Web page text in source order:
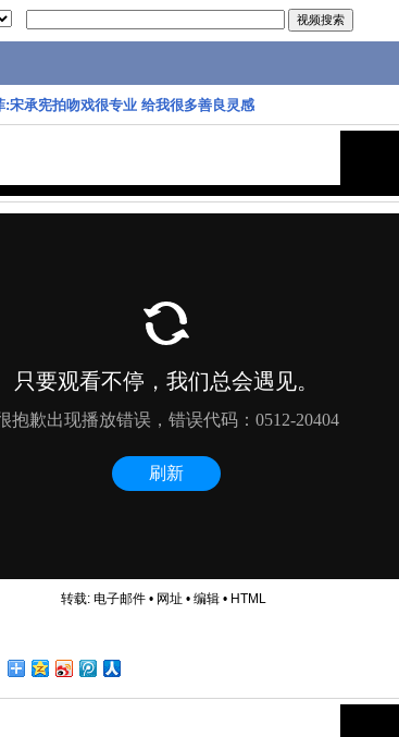
:宋承宪拍吻戏很专业 给我很多善良灵感
转载: 电子邮件• 网址 • 编辑• HTML